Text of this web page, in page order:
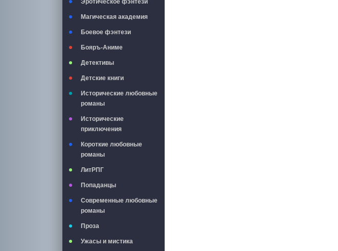
Эротическое фэнтези
Магическая академия
Боевое фэнтези
Бояръ-Аниме
Детективы
Детские книги
Исторические любовные
романы
Исторические
приключения
Короткие любовные
романы
ЛитРПГ
Попаданцы
Современные любовные
романы
Проза
Ужасы и мистика